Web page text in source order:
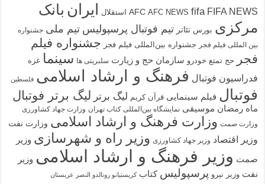
AFC AFC NEWS fifa FIFA NEWS استقلال ایران بانک
مرکزی بورس تئاتر تیم فوتبال پرسپولیس تیم ملی جشنواره
بین المللی فیلم فجر
جشنواره بین‌المللی فیلم فجر جشنواره فیلم
فجر
حج تمتع خودرو سازمان حج و زیارت سلبریتی ها سینما غزه
فدراسیون فوتبال فرهنگ و ارشاد اسلامی فلسطین
فوتبال فیلم سینمایی قرآن کریم لیگ برتر لیگ برتر فوتبال
ماه رمضان موسیقی نمایشگاه بین‌المللی کتاب تهران وزارت جهاد کشاورزی
وزارت صمت وزارت فرهنگ و ارشاد اسلامی وزارت نفت
وزیر اقتصاد وزیر جهاد کشاورزی وزیر راه و شهرسازی وزیر
صمت وزیر فرهنگ و ارشاد اسلامی وزیر
نفت وزیر نیرو پرسپولیس کتاب کریستیانو رونالدو النصر عربستان